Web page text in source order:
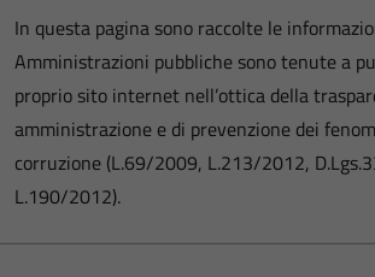
In questa pagina sono raccolte le
Amministrazioni pubbliche sono tenute a
proprio sito internet nell’ottica della
amministrazione e di prevenzione dei
corruzione (L.69/2009, L.213/2012,
L.190/2012).